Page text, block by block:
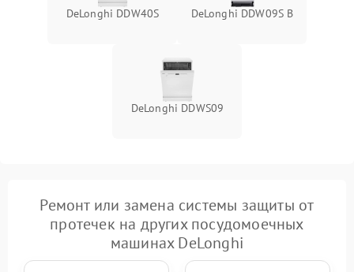
DeLonghi DDW40S DeLonghi DDW09S B
DeLonghi DDWS09
Ремонт или замена системы защиты от
протечек на других посудомоечных
машинах DeLonghi